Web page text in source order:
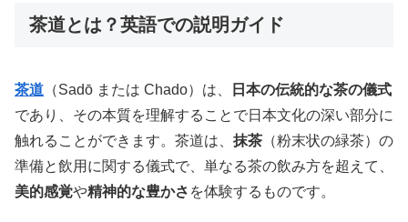
茶道とは？英語での説明ガイド
茶道 （Sadō または Chado）は、
日本の伝統的な茶の儀式
であり、その本質を理解することで日本文化の深い部分に
触れることができます。茶道は、 抹茶 （粉末状の緑茶）の
準備と飲用に関する儀式で、単なる茶の飲み方を超えて、
美的感覚や精神的な豊かさ を体験するものです。